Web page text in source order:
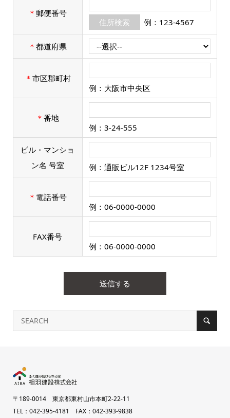
＊郵便番号
例：123-4567
＊都道府県
＊ 市区郡町村
例：大阪市中央区
＊番地
例：3-24-555
ビル・マンショ
ン名 号室
例：通販ビル12F 1234号室
＊ 電話番号
例：06-0000-0000
FAX番号
例：06-0000-0000
〒189-0014 東京都東村山市本町2-22-11
TEL：042-395-4181 FAX：042-393-9838